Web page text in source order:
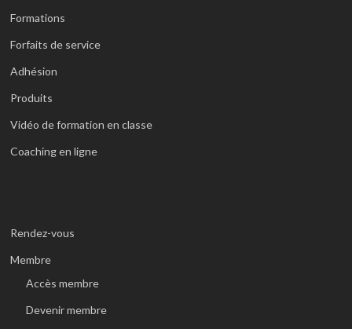
Formations
Forfaits de service
Adhésion
Produits
Vidéo de formation en classe
Coaching en ligne
Rendez-vous
Membre
Accès membre
Devenir membre